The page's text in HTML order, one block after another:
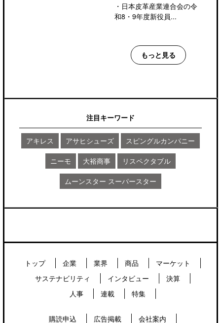
・ 日本皮革産業連合会の令
和8・9年度新役員...
もっと見る
注目キーワード
アキレス アサヒシューズ スピングルカンパニー
ニーモ 大裕商事 リスペクタブル
ムーンスター スーパースター
トップ 企業 業界 商品
マーケット
サステナビリティ
インタビュー
決算
人事
連載 特集
購読申込 広告掲載 会社案内